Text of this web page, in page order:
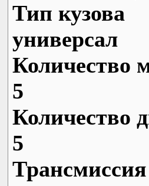
Тип кузова
универсал
Количество
5
Количество
5
Трансмиссия